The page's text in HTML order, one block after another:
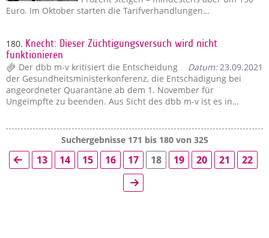
Euro. Im Oktober starten die Tarifverhandlungen…
180. Knecht: Dieser Züchtigungsversuch wird nicht
funktionieren
Datum:23.09.2021
Der dbb m-v kritisiert die Entscheidung
der Gesundheitsministerkonferenz, die Entschädigung bei
angeordneter Quarantäne ab dem 1. November für
Ungeimpfte zu beenden. Aus Sicht des dbb m-v ist es in…
Suchergebnisse 171 bis 180 von 325
13 14 15 16 17 18 19 20 21 22